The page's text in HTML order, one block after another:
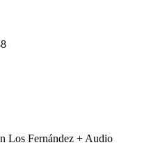
Los Fernández + Audio